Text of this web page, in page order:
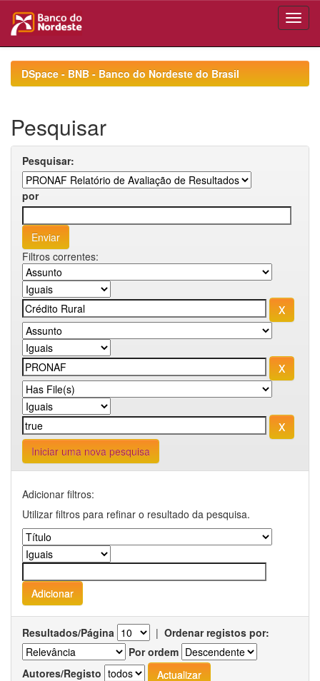
navigationDSpace - BNB - Banco do Nordeste do Brasil
Pesquisar
Pesquisar:
por
Filtros correntes:
Iniciar uma nova pesquisa
Adicionar filtros:
Utilizar filtros para refinar o resultado da pesquisa.
Resultados/Página | Ordenar registos por:
Por ordem
Autores/Registo